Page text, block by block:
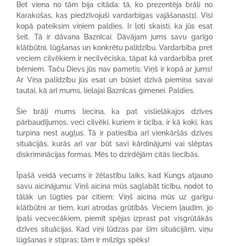
Bet viena no tām bija citāda: tā, ko prezentēja brāļi no
Karakošas, kas piedzīvojuši vardarbīgas vajāšanas[1]. Visi
kopā pateiksim viņiem paldies. Ir ļoti skaisti, ka jūs esat
šeit. Tā ir dāvana Baznīcai. Dāvājam jums savu garīgo
klātbūtni, lūgšanas un konkrētu palīdzību. Vardarbība pret
veciem cilvēkiem ir necilvēciska, tāpat kā vardarbība pret
bērniem. Taču Dievs jūs nav pametis; Viņš ir kopā ar jums!
Ar Viņa palīdzību jūs esat un būsiet dzīvā piemiņa savai
tautai, kā arī mums, lielajai Baznīcas ģimenei. Paldies.
Šie brāļi mums liecina, ka pat vislielākajos dzīves
pārbaudījumos, veci cilvēki, kuriem ir ticība, ir kā koki, kas
turpina nest augļus. Tā ir patiesība arī vienkāršās dzīves
situācijās, kurās arī var būt savi kārdinājumi vai slēptas
diskriminācijas formas. Mēs to dzirdējām citās liecībās.
Īpašā veidā vecums ir žēlastību laiks, kad Kungs atjauno
savu aicinājumu: Viņš aicina mūs saglabāt ticību, nodot to
tālāk un lūgties par citiem; Viņš aicina mūs uz garīgu
klātbūtni ar tiem, kuri atrodas grūtībās. Veciem ļaudīm, jo
īpaši vecvecākiem, piemīt spējas izprast pat visgrūtākās
dzīves situācijas. Kad viņi lūdzas par šīm situācijām, viņu
lūgšanas ir stipras; tām ir milzīgs spēks!